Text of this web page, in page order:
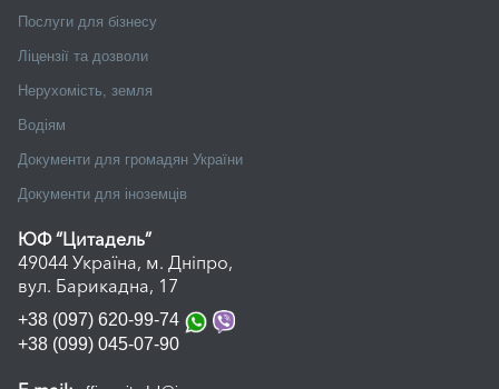
Послуги для бізнесу
Ліцензії та дозволи
Нерухомість, земля
Водіям
Документи для громадян України
Документи для іноземців
ЮФ “Цитадель”
49044 Україна, м. Дніпро,
вул. Барикадна, 17
+38 (097) 620-99-74
+38 (099) 045-07-90